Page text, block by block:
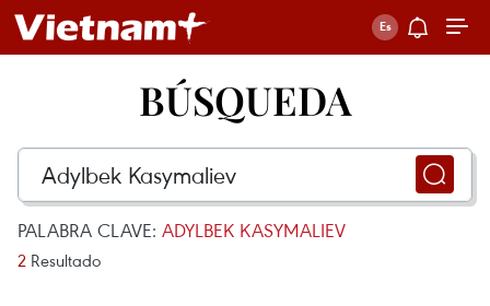
BÚSQUEDA
PALABRA CLAVE: ADYLBEK KASYMALIEV
2 Resultado